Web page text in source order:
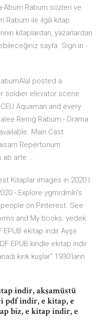
Abum Rabum sözleri ve
Rabum ile ilgili kitap
kitaplardan, yazarlardan
sayfa. Sign in -
posted a
soldier elevator scene
Aquaman and every
Rerng Rabum - Drama
Main Cast
Repertorium
ab arte ...
Kitaplar images in 2020 |
- Explore ygmrdmlri's
on Pinterest. See
and My books. yedek:
EPUB ekitap indir Ayşe
EPUB kindle ekitap indir
kırık kuşlar" 1930'ların
indir, akşamüstü
pdf indir, e kitap, e
biz, e kitap indir, e